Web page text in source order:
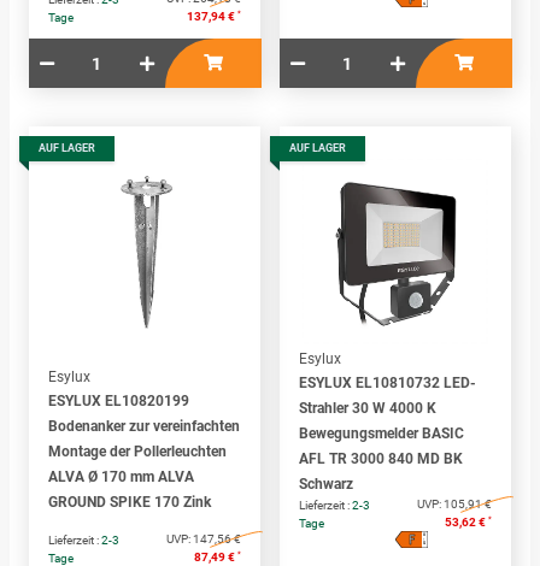
Tage
137,94 € *
G
AUF LAGER
Esylux
ESYLUX EL10820199
Bodenanker zur vereinfachten
Montage der Pollerleuchten
ALVA Ø 170 mm ALVA
GROUND SPIKE 170 Zink
Lieferzeit :2-3
Tage
UVP:147,56 €
87,49 € *
AUF LAGER
Esylux
ESYLUX EL10810732 LED-
Strahler 30 W 4000 K
Bewegungsmelder BASIC
AFL TR 3000 840 MD BK
Schwarz
Lieferzeit :2-3
Tage
UVP:105,91 €
53,62 € *
A
↑
G
F